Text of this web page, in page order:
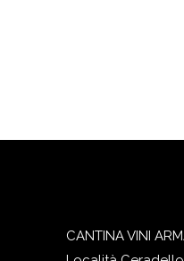
CANTINA VINI